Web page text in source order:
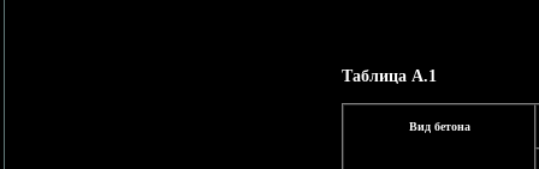
Таблица А.1
Вид бетона